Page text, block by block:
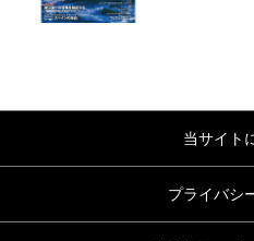
当サイト
プライバシ